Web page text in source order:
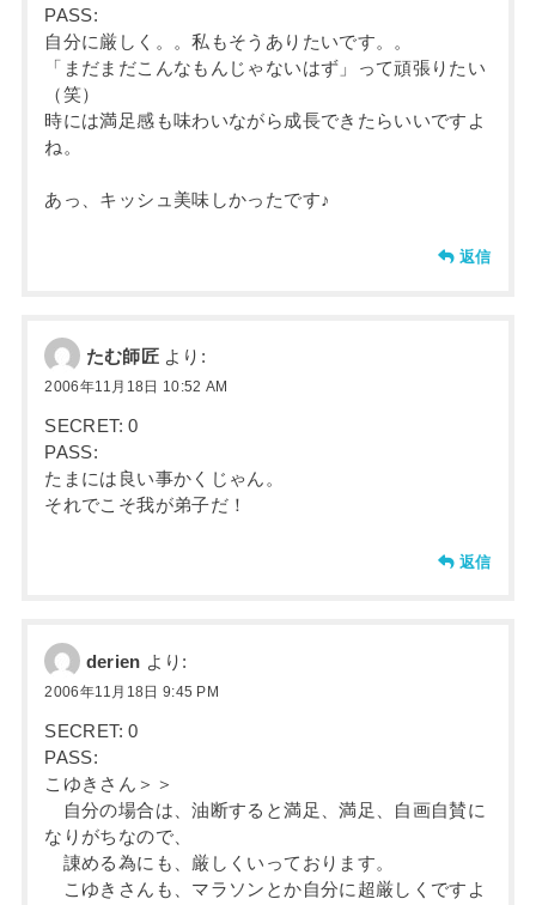
PASS:
自分に厳しく。。私もそうありたいです。。
「まだまだこんなもんじゃないはず」って頑張りたい
（笑）
時には満足感も味わいながら成長できたらいいですよ
ね。
あっ、キッシュ美味しかったです♪
返信
たむ師匠 より:
2006年11月18日 10:52 AM
SECRET: 0
PASS:
たまには良い事かくじゃん。
それでこそ我が弟子だ！
返信
derien より:
2006年11月18日 9:45 PM
SECRET: 0
PASS:
こゆきさん＞＞
自分の場合は、油断すると満足、満足、自画自賛に
なりがちなので、
諌める為にも、厳しくいっております。
こゆきさんも、マラソンとか自分に超厳しくですよ